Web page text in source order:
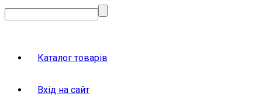
Каталог товарів
Вхід на сайт